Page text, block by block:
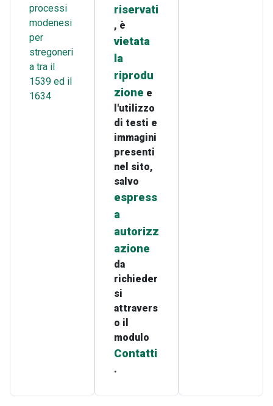
processi
modenesi
per
stregoneri
a tra il
1539 ed il
1634
riservati
, è
vietata
la
riprodu
zione e
l'utilizzo
di testi e
immagini
presenti
nel sito,
salvo
espress
a
autorizz
azione
da
richieder
si
attravers
o il
modulo
Contatti
.